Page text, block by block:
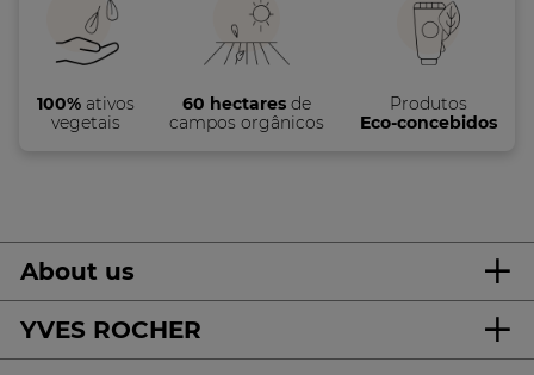
100%ativos
vegetais
60 hectares de
campos orgânicos
Produtos
Eco-concebidos
About us
YVES ROCHER